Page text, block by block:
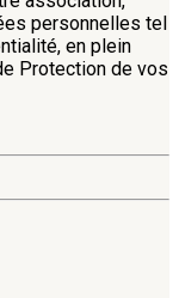
personnelles tel
en plein
Protection de vos